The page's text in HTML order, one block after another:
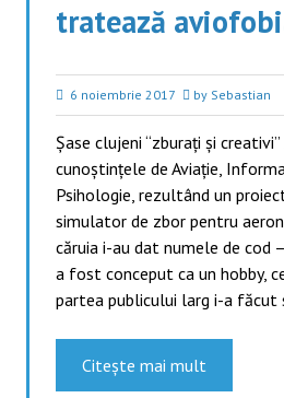
tratează
6 noiembrie 2017 by Sebastian
Șase clujeni “zburați și
cunoștințele de Aviație,
Psihologie, rezultând un
simulator de zbor pentru
căruia i-au dat numele de cod
a fost conceput ca un hobby,
partea publicului larg i-a făcut
Citește mai mult